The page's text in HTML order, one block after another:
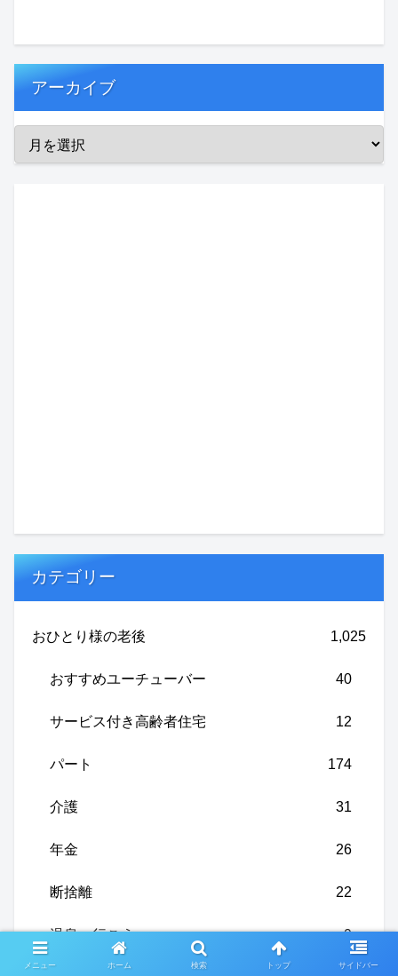
アーカイブ
カテゴリー
おひとり様の老後 1,025
おすすめユーチューバー 40
サービス付き高齢者住宅 12
パート 174
介護 31
年金 26
断捨離 22
温泉へ行こう 9
メニュー ホーム 検索 トップ サイドバー